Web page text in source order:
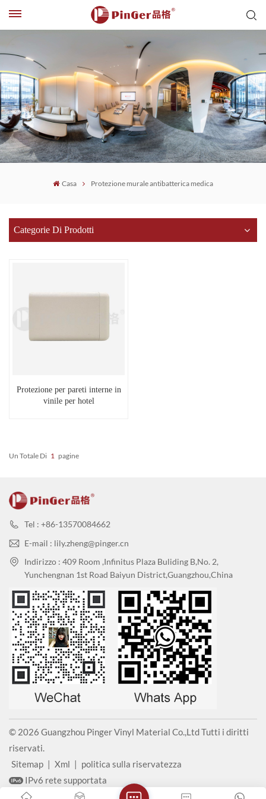
Casa Protezione murale antibatterica medica
Categorie Di Prodotti
Protezione per pareti interne in
vinile per hotel
Un Totale Di 1 Pagine
Tel : +86-13570084662
E-mail : lily.zheng@pinger.cn
Indirizzo : 409 Room ,Infinitus Plaza Buliding B,No. 2,
Yunchengnan 1st Road Baiyun District,Guangzhou,China
© 2026 Guangzhou Pinger Vinyl Material Co.,Ltd Tutti i diritti
riservati.
Sitemap | Xml | politica sulla riservatezza
IPv6 rete supportata